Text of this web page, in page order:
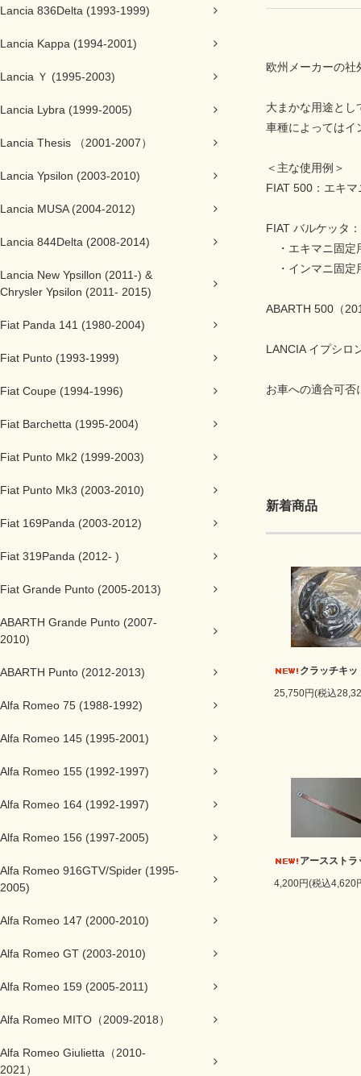
Lancia 836Delta (1993-1999)
Lancia Kappa (1994-2001)
Lancia Ｙ (1995-2003)
Lancia Lybra (1999-2005)
Lancia Thesis （2001-2007）
Lancia Ypsilon (2003-2010)
Lancia MUSA (2004-2012)
Lancia 844Delta (2008-2014)
Lancia New Ypsillon (2011-) &
Chrysler Ypsilon (2011- 2015)
Fiat Panda 141 (1980-2004)
Fiat Punto (1993-1999)
Fiat Coupe (1994-1996)
Fiat Barchetta (1995-2004)
Fiat Punto Mk2 (1999-2003)
Fiat Punto Mk3 (2003-2010)
Fiat 169Panda (2003-2012)
Fiat 319Panda (2012- )
Fiat Grande Punto (2005-2013)
ABARTH Grande Punto (2007-
2010)
ABARTH Punto (2012-2013)
Alfa Romeo 75 (1988-1992)
Alfa Romeo 145 (1995-2001)
Alfa Romeo 155 (1992-1997)
Alfa Romeo 164 (1992-1997)
Alfa Romeo 156 (1997-2005)
Alfa Romeo 916GTV/Spider (1995-
2005)
Alfa Romeo 147 (2000-2010)
Alfa Romeo GT (2003-2010)
Alfa Romeo 159 (2005-2011)
Alfa Romeo MITO（2009-2018）
Alfa Romeo Giulietta（2010-
2021）
欧州メーカーの社
大まかな用途とし
車種によってはイ
＜主な使用例＞
FIAT 500：エキ
FIAT バルケッタ：
・エキマニ固定
・インマニ固
ABARTH 500（
LANCIA イプシ
お車への適合可否
新着商品
クラッチキッ
25,750円(税込
アースストラ
4,200円(税込4,620